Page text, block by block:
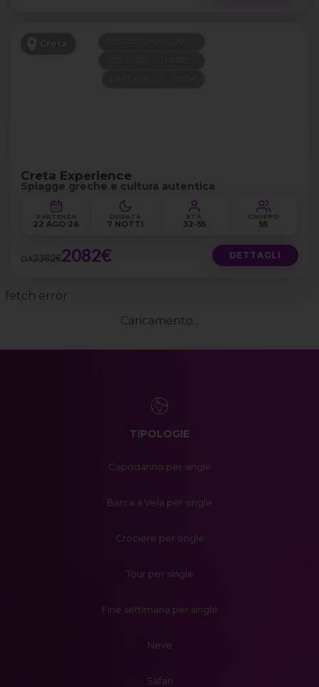
Creta
Creta Experience
Spiagge greche e cultura autentica
PARTENZA
22 AGO 26
DURATA
7 NOTTI
ETÀ
32-55
GRUPPO
55
DA2382€2082€ DETTAGLI
fetch error
Caricamento...
TIPOLOGIE
Capodanno per single
Barca a Vela per single
Crociere per single
Tour per single
Fine settimana per single
Neve
Safari